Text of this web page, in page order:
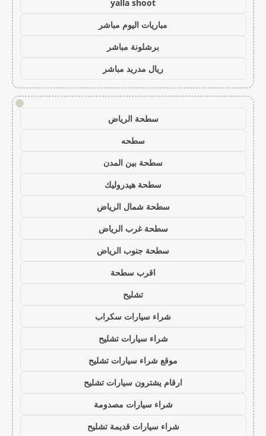
yalla shoot
مباريات اليوم مباشر
برشلونة مباشر
ريال مدريد مباشر
!
سطحة الرياض
سطحه
سطحة بين المدن
سطحة هيدروليك
سطحة شمال الرياض
سطحة غرب الرياض
سطحة جنوب الرياض
اقرب سطحة
تشليح
شراء سيارات سكراب
شراء سيارات تشليح
موقع شراء سيارات تشليح
ارقام يشترون سيارات تشليح
شراء سيارات مصدومة
شراء سيارات قديمة تشليح